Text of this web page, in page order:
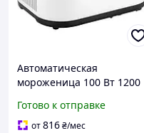
Автоматическая
мороженица 100 Вт 1200
алюминий First HM-8427
Готово к отправке
от816₴/мес